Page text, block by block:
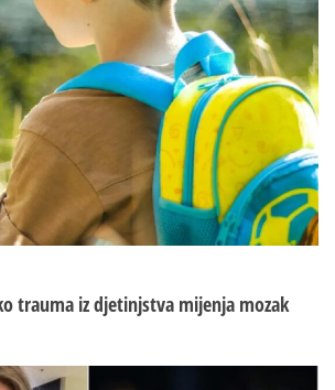
trauma iz d‌jetinjstva mijenja mozak